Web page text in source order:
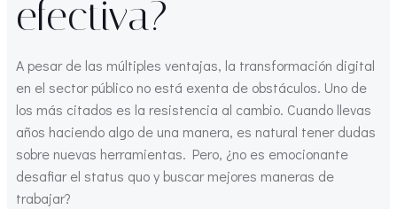
efectiva?
A pesar de las múltiples ventajas, la transformación digital
en el sector público no está exenta de obstáculos. Uno de
los más citados es la resistencia al cambio. Cuando llevas
años haciendo algo de una manera, es natural tener dudas
sobre nuevas herramientas. Pero, ¿no es emocionante
desafiar el status quo y buscar mejores maneras de
trabajar?